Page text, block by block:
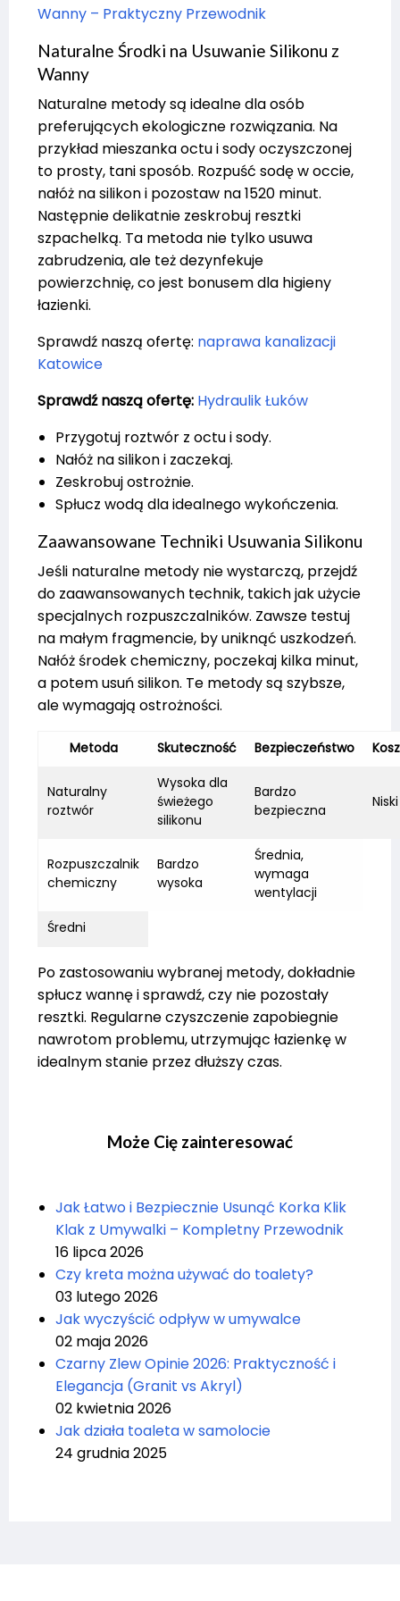
Wanny – Praktyczny Przewodnik
Naturalne Środki na Usuwanie Silikonu z
Wanny
Naturalne metody są idealne dla osób
preferujących ekologiczne rozwiązania. Na
przykład mieszanka octu i sody oczyszczonej
to prosty, tani sposób. Rozpuść sodę w occie,
nałóż na silikon i pozostaw na 1520 minut.
Następnie delikatnie zeskrobuj resztki
szpachelką. Ta metoda nie tylko usuwa
zabrudzenia, ale też dezynfekuje
powierzchnię, co jest bonusem dla higieny
łazienki.
Sprawdź naszą ofertę: naprawa kanalizacji
Katowice
Sprawdź naszą ofertę: Hydraulik Łuków
Przygotuj roztwór z octu i sody.
Nałóż na silikon i zaczekaj.
Zeskrobuj ostrożnie.
Spłucz wodą dla idealnego wykończenia.
Zaawansowane Techniki Usuwania Silikonu
Jeśli naturalne metody nie wystarczą, przejdź
do zaawansowanych technik, takich jak użycie
specjalnych rozpuszczalników. Zawsze testuj
na małym fragmencie, by uniknąć uszkodzeń.
Nałóż środek chemiczny, poczekaj kilka minut,
a potem usuń silikon. Te metody są szybsze,
ale wymagają ostrożności.
Metoda Skuteczność Bezpieczeństwo
Naturalny
roztwór
Wysoka dla
świeżego
silikonu
Bardzo
bezpieczna
Niski
Rozpuszczalnik
chemiczny
Bardzo
wysoka
Średnia,
wymaga
wentylacji
Średni
Po zastosowaniu wybranej metody, dokładnie
spłucz wannę i sprawdź, czy nie pozostały
resztki. Regularne czyszczenie zapobiegnie
nawrotom problemu, utrzymując łazienkę w
idealnym stanie przez dłuższy czas.
Może Cię zainteresować
Jak Łatwo i Bezpiecznie Usunąć Korka Klik
Klak z Umywalki – Kompletny Przewodnik
16 lipca 2026
Czy kreta można używać do toalety?
03 lutego 2026
Jak wyczyścić odpływ w umywalce
02 maja 2026
Czarny Zlew Opinie 2026: Praktyczność i
Elegancja (Granit vs Akryl)
02 kwietnia 2026
Jak działa toaleta w samolocie
24 grudnia 2025